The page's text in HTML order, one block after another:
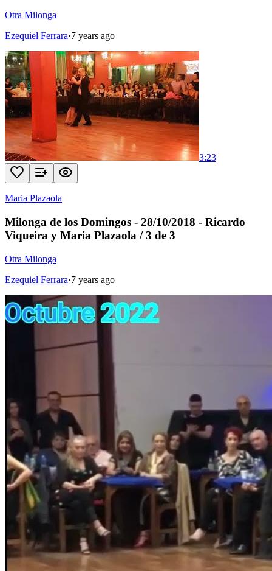
Otra Milonga
Ezequiel Ferrara·7 years ago
3:23
Maria Plazaola
Milonga de los Domingos - 28/10/2018 - Ricardo
Viqueira y Maria Plazaola / 3 de 3
Otra Milonga
Ezequiel Ferrara·7 years ago